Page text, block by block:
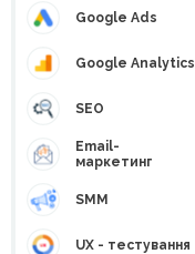
Google Ads
Google Analytics
SEO
Email-
маркетинг
SMM
UX - тестування